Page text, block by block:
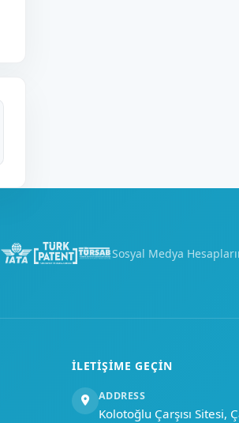
Sosyal Medya
İLETIŞIME GEÇIN
ADDRESS
Kolotoğlu Çarşısı Sitesi,
Merhaba,